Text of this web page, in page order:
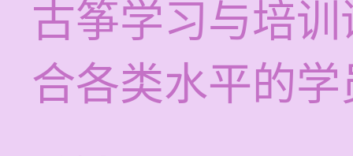
古筝学习与培
合各类水平的学